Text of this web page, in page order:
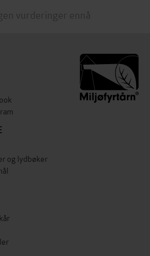
vurderinger ennå
og lydbøker